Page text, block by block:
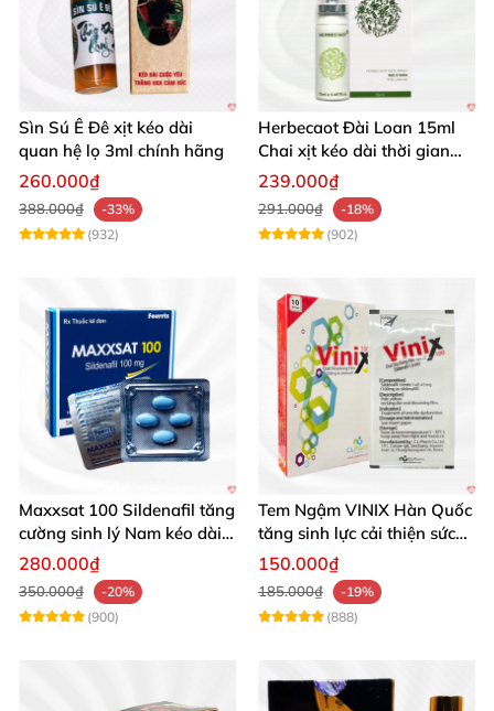
Sìn Sú Ê Đê xịt kéo dài
quan hệ lọ 3ml chính hãng
260.000₫
388.000₫
-33%
(932)
Herbecaot Đài Loan 15ml
Chai xịt kéo dài thời gian
hiệu quả
239.000₫
291.000₫
-18%
(902)
Maxxsat 100 Sildenafil tăng
cường sinh lý Nam kéo dài
hiệu quả
280.000₫
350.000₫
-20%
(900)
Tem Ngậm VINIX Hàn Quốc
tăng sinh lực cải thiện sức
khỏe phái mạnh
150.000₫
185.000₫
-19%
(888)